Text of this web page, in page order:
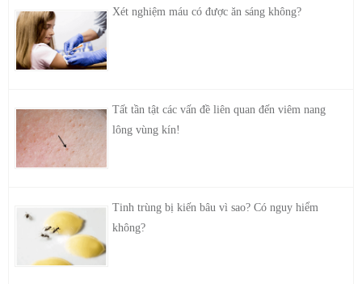
Xét nghiệm máu có được ăn sáng không?
Tất tần tật các vấn đề liên quan đến viêm nang
lông vùng kín!
Tinh trùng bị kiến bâu vì sao? Có nguy hiểm
không?